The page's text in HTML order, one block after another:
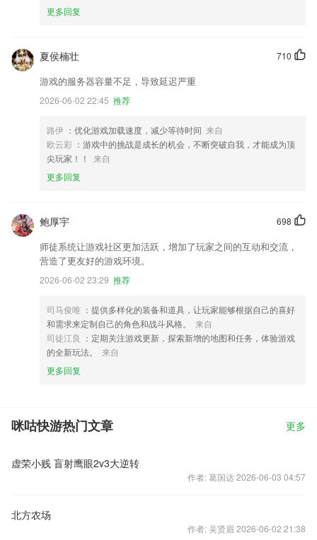
更多回复
710
夏侯楠壮
游戏的服务器容量不足，导致延迟严重
2026-06-02 22:45 推荐
路伊 ：优化游戏加载速度，减少等待时间 来自
欧云彩 ：游戏中的挑战是成长的机会，不断突破自我，才能成为顶
尖玩家！！
来自
更多回复
698
鲍厚宇
师徒系统让游戏社区更加活跃，增加了玩家之间的互动和交流，
营造了更友好的游戏环境。
2026-06-02 23:29 推荐
司马俊唯 ：提供多样化的装备和道具，让玩家能够根据自己的喜好
和需求来定制自己的角色和战斗风格。
来自
司徒江良 ：定期关注游戏更新，探索新增的地图和任务，体验游戏
的全新玩法。
来自
更多回复
咪咕快游热门文章 更多
虚荣小贱 盲射鹰眼2v3大逆转
作者: 葛国达 2026-06-03 04:57
北方农场
作者: 吴贤眉 2026-06-02 21:38